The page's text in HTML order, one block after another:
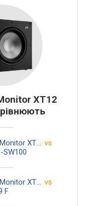
XT12
Polk Audio Monitor XT12 vs
SW100
Polk Audio Monitor XT12 vs
F